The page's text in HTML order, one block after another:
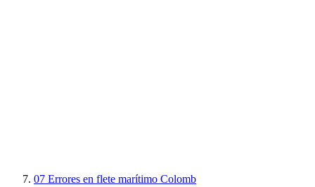
07 Errores en flete marítimo Colomb